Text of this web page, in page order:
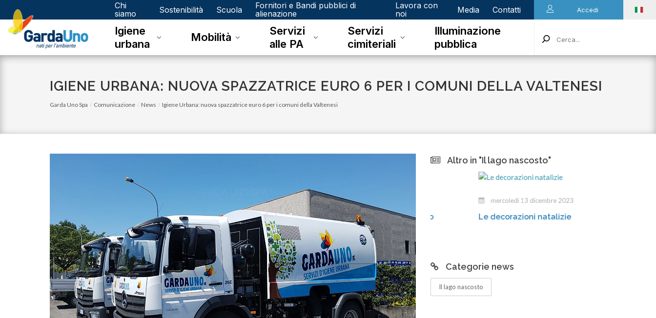
Gardauno
Spa
Chi
siamo
Sostenibilità Scuola
Fornitori e Bandi pubblici di
alienazione
Lavora con
noi
Media Contatti Accedi
Igiene
urbana
Mobilità
Servizi
alle PA
Servizi
cimiteriali
Illuminazione
pubblica
IGIENE URBANA: NUOVA SPAZZATRICE EURO 6 PER I COMUNI DELLA VALTENESI
Garda Uno Spa Comunicazione News Igiene Urbana: nuova spazzatrice euro 6 per i comuni della Valtenesi
Altro in "Il lago nascosto"
Eco Calendario 2023 Dello - Novembre
venerdì 15 dicembre 2023
Junker e il riconoscimento fotografico
mercoledì 13 dicembre 2023
Le decorazioni natalizie
Categorie news
Il lago nascosto